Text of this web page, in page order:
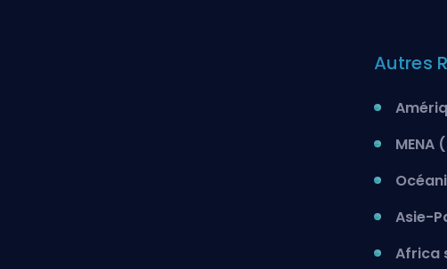
Autres
MENA
Asie-
Africa